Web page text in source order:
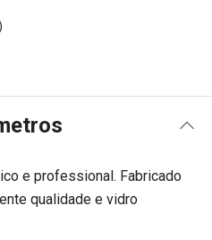
e professional. Fabricado
qualidade e vidro